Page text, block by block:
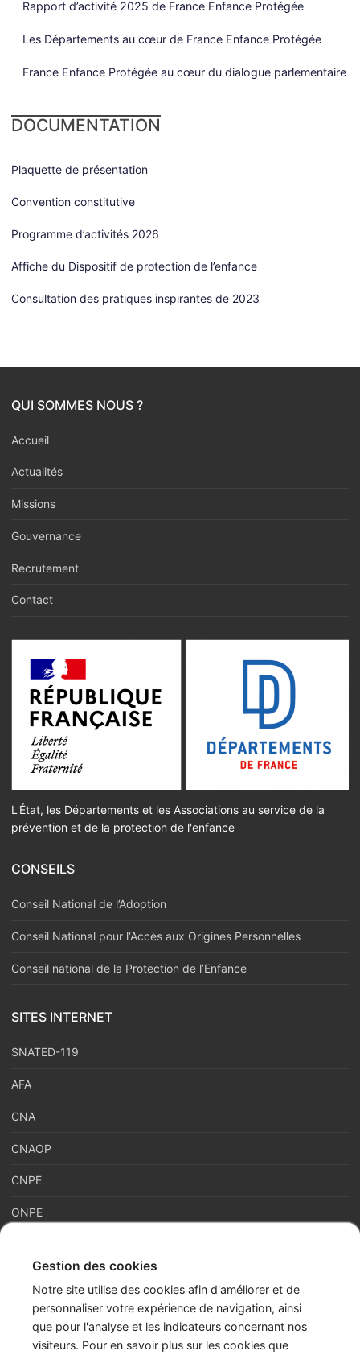
Gestion des cookies
Notre site utilise des cookies afin d'améliorer et de
personnaliser votre expérience de navigation, ainsi
que pour l'analyse et les indicateurs concernant nos
visiteurs. Pour en savoir plus sur les cookies que
Rapport d’activité 2025 de France Enfance Protégée
Les Départements au cœur de France Enfance Protégée
France Enfance Protégée au cœur du dialogue parlementaire
DOCUMENTATION
Plaquette de présentation
Convention constitutive
Programme d’activités 2026
Affiche du Dispositif de protection de l’enfance
Consultation des pratiques inspirantes de 2023
QUI SOMMES NOUS ?
Accueil
Actualités
Missions
Gouvernance
Recrutement
Contact
L'État, les Départements et les Associations au service de la
prévention et de la protection de l'enfance
CONSEILS
Conseil National de l’Adoption
Conseil National pour l‘Accès aux Origines Personnelles
Conseil national de la Protection de l’Enfance
SITES INTERNET
SNATED-119
AFA
CNA
CNAOP
CNPE
ONPE
France Enfance Protégée, mis en place le 5 janvier 2023,
regroupe en son sein plusieurs acteurs de la prévention et de la
protection et de la prévention de l’enfance : adoption, enfance
en danger et accès aux origines personnelles. Cette maison